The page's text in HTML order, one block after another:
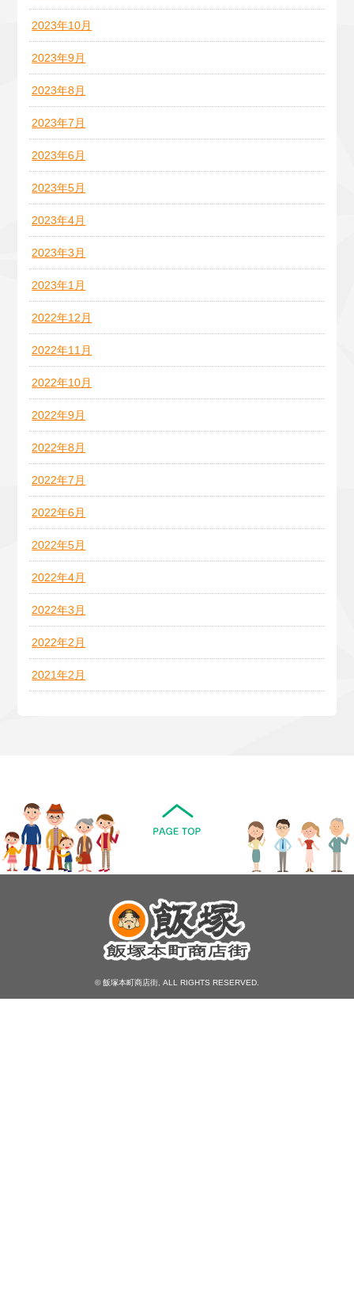
2023年10月
2023年9月
2023年8月
2023年7月
2023年6月
2023年5月
2023年4月
2023年3月
2023年1月
2022年12月
2022年11月
2022年10月
2022年9月
2022年8月
2022年7月
2022年6月
2022年5月
2022年4月
2022年3月
2022年2月
2021年2月
© 飯塚本町商店街, ALL RIGHTS RESERVED.